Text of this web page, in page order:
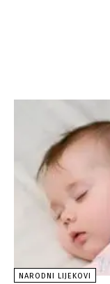
NARODNI LIJEKOVI